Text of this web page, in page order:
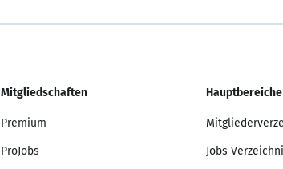
Mitgliedschaften
Premium
ProJobs
Hauptbereiche
Jobs